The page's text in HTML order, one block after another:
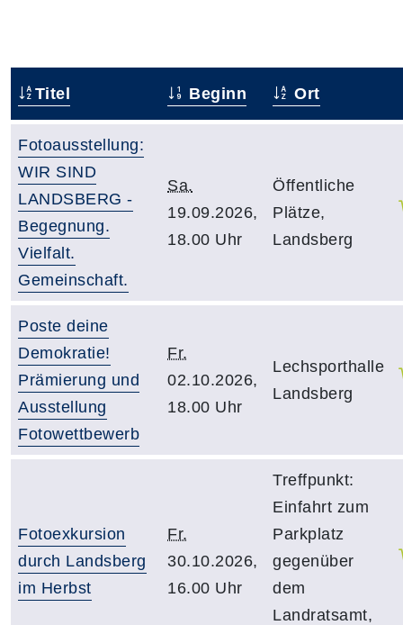
Titel Beginn Ort
Fotoausstellung:
WIR SIND
LANDSBERG -
Begegnung.
Vielfalt.
Gemeinschaft.
Sa.
19.09.2026,
18.00 Uhr
Öffentliche
Plätze,
Landsberg
Poste deine
Demokratie!
Prämierung und
Ausstellung
Fotowettbewerb
Fr.
02.10.2026,
18.00 Uhr
Lechsporthalle
Landsberg
Fotoexkursion
durch Landsberg
im Herbst
Fr.
30.10.2026,
16.00 Uhr
Treffpunkt:
Einfahrt zum
Parkplatz
gegenüber
dem
Landratsamt,